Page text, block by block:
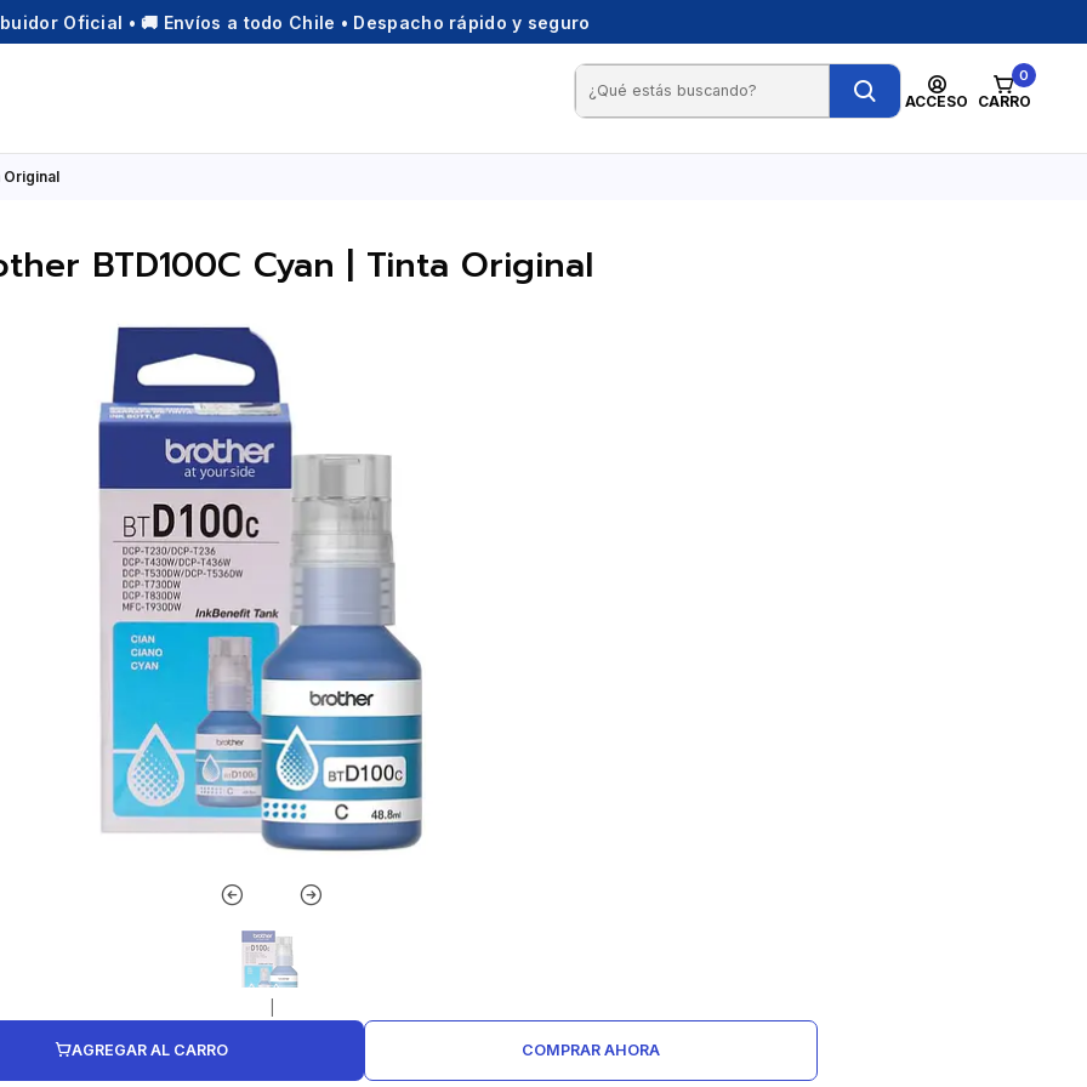
Oficial • 🚚 Envíos a todo Chile • Despacho rápido y seguro
ACCESO
0
CARRO
Original
BTD100C Cyan | Tinta Original
AGREGAR AL CARRO COMPRAR AHORA